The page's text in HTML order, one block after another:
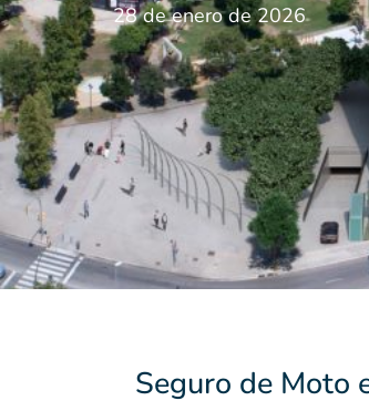
28 de enero de 2026
Seguro de Moto